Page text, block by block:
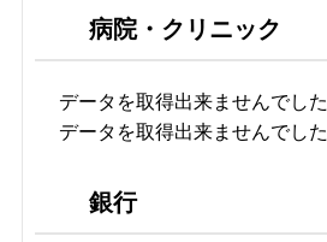
病院・クリニック
データを取得出来ませんでした
データを取得出来ませんでした
銀行